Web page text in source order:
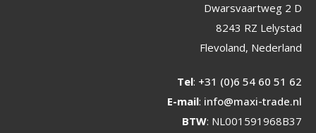
Dwarsvaartweg 2 D
8243 RZ Lelystad
Flevoland, Nederland
Tel: +31 (0)6 54 60 51 62
E-mail: info@maxi-trade.nl
BTW: NL001591968B37